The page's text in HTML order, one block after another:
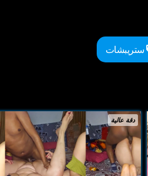
ستريبشات
دقة عالية